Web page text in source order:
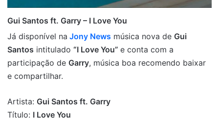
Gui Santos ft. Garry – I Love You
Já disponível na Jony News música nova de Gui
Santos intitulado “I Love You” e conta com a
participação de Garry, música boa recomendo baixar
e compartilhar.
Artista: Gui Santos ft. Garry
Título: I Love You